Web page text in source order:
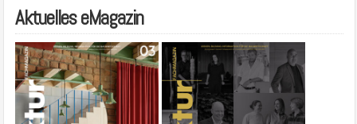
Aktuelles eMagazin